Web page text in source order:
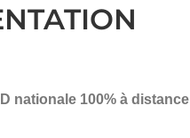
nationale 100% à distance